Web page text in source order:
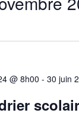
@ 8h00 - 30 juin